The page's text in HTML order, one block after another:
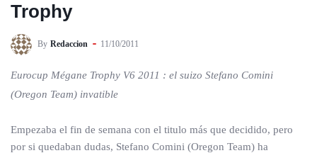
Trophy
By Redaccion 11/10/2011
Eurocup Mégane Trophy V6 2011 : el suizo Stefano Comini
(Oregon Team) invatible
Empezaba el fin de semana con el titulo más que decidido, pero
por si quedaban dudas, Stefano Comini (Oregon Team) ha